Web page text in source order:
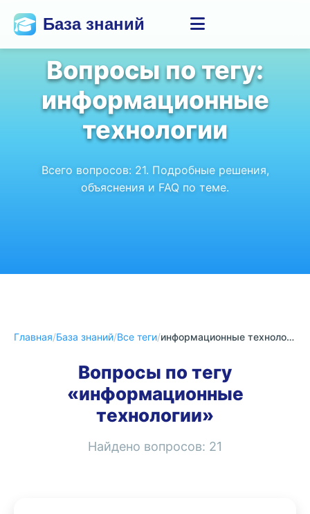
База знаний
Вопросы по тегу:
информационные
технологии
Всего вопросов: 21. Подробные решения,
объяснения и FAQ по теме.
Главная/База знаний/Все теги/ информационные технологии
Вопросы по тегу
«информационные
технологии»
Найдено вопросов: 21